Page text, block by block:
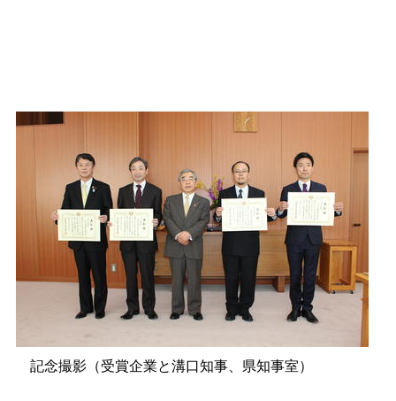
記念撮影（受賞企業と溝口知事、県知事室）